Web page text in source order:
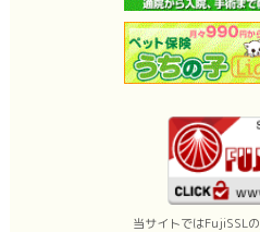
当サイトではFujiSSLの